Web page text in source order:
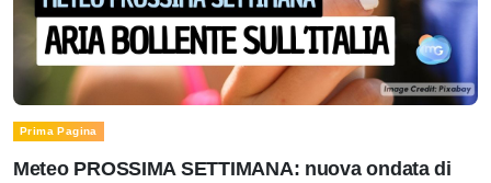
Prima Pagina
Meteo PROSSIMA SETTIMANA: nuova ondata di